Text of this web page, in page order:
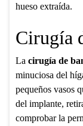
hueso extraída.
Cirugía
La cirugía de
minuciosa del
pequeños vasos
del implante,
comprobar la